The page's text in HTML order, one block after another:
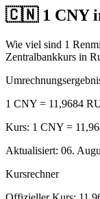
🇨🇳 1 CNY
Wie viel sind 1
Zentralbankkurs in
1 CNY = 11,9684
Kurs: 1 CNY =
Aktualisiert: 06.
Kursrechner